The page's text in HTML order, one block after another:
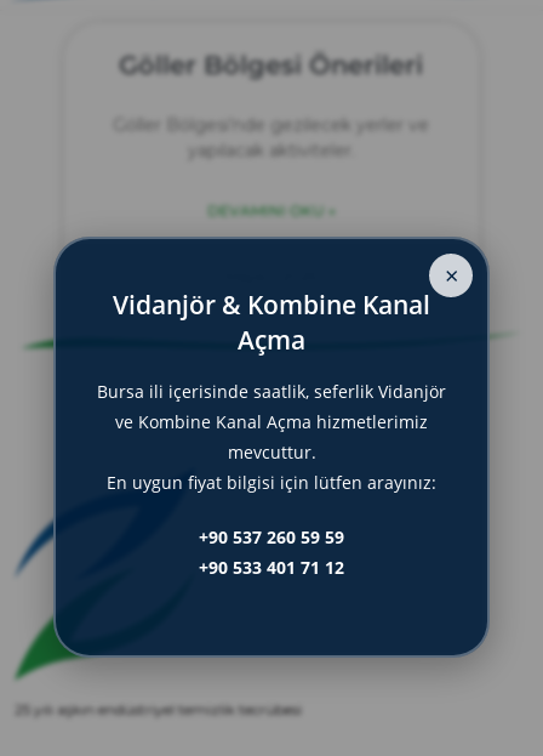
Göller Bölgesi Önerileri
Göller Bölgesi’nde gezilecek yerler ve
yapılacak aktiviteler.
DEVAMINI OKU »
endüstriyel temizlik
×
Vidanjör & Kombine Kanal
Açma
Bursa ili içerisinde saatlik, seferlik Vidanjör
ve Kombine Kanal Açma hizmetlerimiz
mevcuttur.
En uygun fiyat bilgisi için lütfen arayınız:
+90 537 260 59 59
+90 533 401 71 12
25 yılı aşkın endüstriyel temizlik tecrübesi